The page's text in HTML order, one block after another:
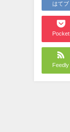
はてブ
Pocket
Feedly